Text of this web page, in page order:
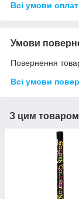
Всі умови
Умови
Повернення
Всі умови
З цим